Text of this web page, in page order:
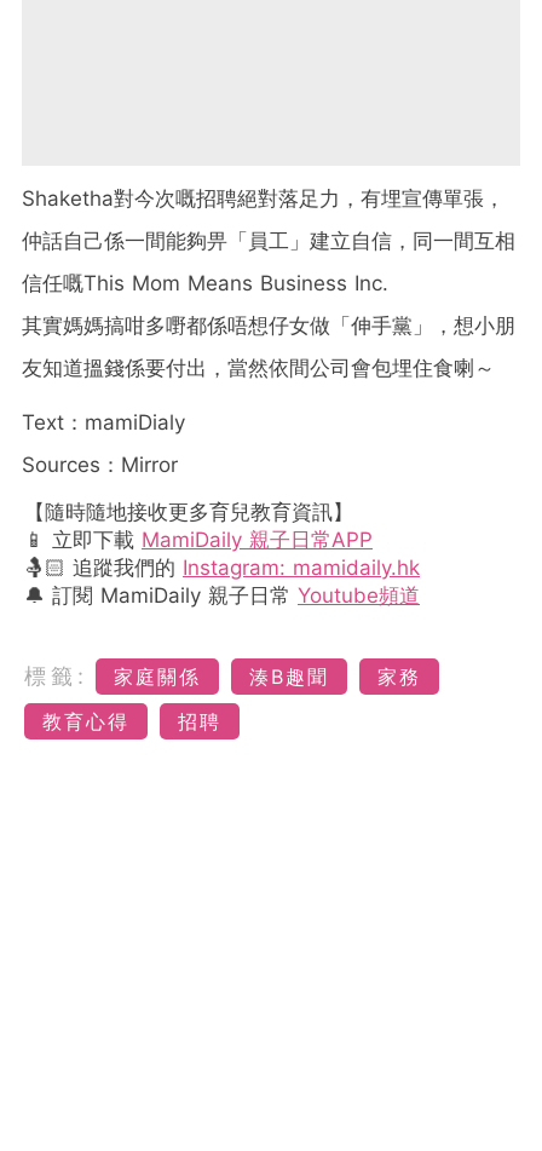
Shaketha對今次嘅招聘絕對落足力，有埋宣傳單張，
仲話自己係一間能夠畀「員工」建立自信，同一間互相
信任嘅This Mom Means Business Inc.
其實媽媽搞咁多嘢都係唔想仔女做「伸手黨」，想小朋
友知道搵錢係要付出，當然依間公司會包埋住食喇～
Text：mamiDialy
Sources：Mirror
【隨時隨地接收更多育兒教育資訊】
📱 立即下載 MamiDaily 親子日常APP
🤱🏻 追蹤我們的 Instagram: mamidaily.hk
🔔 訂閱 MamiDaily 親子日常 Youtube頻道
標籤: 家庭關係 湊B趣聞
家務
教育心得
招聘